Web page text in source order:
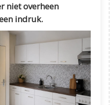
niet overheen
indruk.